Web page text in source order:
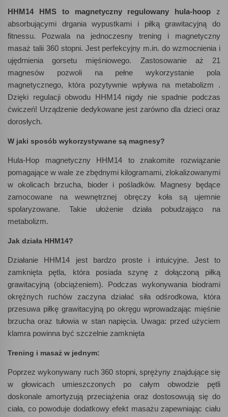
HHM14 HMS to magnetyczny regulowany hula-hoop z
absorbującymi drgania wypustkami i piłką grawitacyjną do
fitnessu. Pozwala na jednoczesny trening i magnetyczny
masaż talii 360 stopni. Jest perfekcyjny m.in. do wzmocnienia i
ujędrnienia gorsetu mięśniowego. Zastosowanie aż 21
magnesów pozwoli na pełne wykorzystanie pola
magnetycznego, która pozytywnie wpływa na metabolizm .
Dzięki regulacji obwodu HHM14 nigdy nie spadnie podczas
ćwiczeń! Urządzenie dedykowane jest zarówno dla dzieci oraz
dorosłych.
W jaki sposób wykorzystywane są magnesy?
Hula-Hop magnetyczny HHM14 to znakomite rozwiązanie
pomagające w wale ze zbędnymi kilogramami, zlokalizowanymi
w okolicach brzucha, bioder i pośladków. Magnesy będące
zamocowane na wewnętrznej obręczy koła są ujemnie
spolaryzowane. Takie ułożenie działa pobudzająco na
metabolizm.
Jak działa HHM14?
Działanie HHM14 jest bardzo proste i intuicyjne. Jest to
zamknięta pętla, która posiada szynę z dołączoną piłką
grawitacyjną (obciążeniem). Podczas wykonywania biodrami
okrężnych ruchów zaczyna działać siła odśrodkowa, która
przesuwa piłkę grawitacyjną po okręgu wprowadzając mięśnie
brzucha oraz tułowia w stan napięcia. Uwaga: przed użyciem
klamra powinna być szczelnie zamknięta
Trening i masaż w jednym:
Poprzez wykonywany ruch 360 stopni, sprężyny znajdujące się
w głowicach umieszczonych po całym obwodzie pętli
doskonale amortyzują przeciążenia oraz dostosowują się do
ciała, co powoduje dodatkowy efekt masażu zapewniając ciału